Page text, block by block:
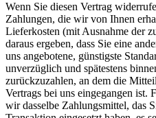
Wenn Sie diesen Vertrag
Zahlungen, die wir von Ihnen
Lieferkosten (mit Ausnahme der
daraus ergeben, dass Sie eine
uns angebotene, günstigste
unverzüglich und spätestens
zurückzuzahlen, an dem die
Vertrags bei uns eingegangen ist.
wir dasselbe Zahlungsmittel, das